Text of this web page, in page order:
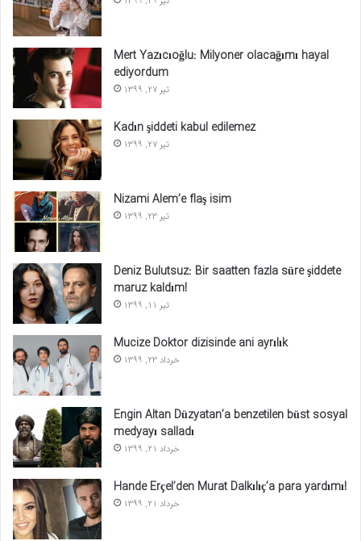
Mert Yazıcıoğlu: Milyoner olacağımı hayal
ediyordum
تیر 27, 1399
Kadın şiddeti kabul edilemez
تیر 27, 1399
Nizami Alem’e flaş isim
تیر 23, 1399
Deniz Bulutsuz: Bir saatten fazla süre şiddete
maruz kaldım!
تیر 11, 1399
Mucize Doktor dizisinde ani ayrılık
خرداد 23, 1399
Engin Altan Düzyatan’a benzetilen büst sosyal
medyayı salladı
خرداد 21, 1399
Hande Erçel’den Murat Dalkılıç’a para yardımı!
خرداد 21, 1399